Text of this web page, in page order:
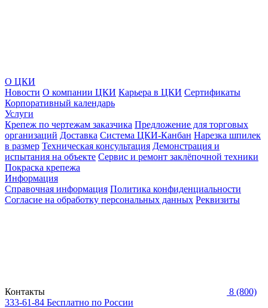
О ЦКИ
Новости О компании ЦКИ Карьера в ЦКИ Сертификаты
Корпоративный календарь
Услуги
Крепеж по чертежам заказчика Предложение для торговых
организаций Доставка Система ЦКИ-Канбан Нарезка шпилек
в размер Техническая консультация Демонстрация и
испытания на объекте Сервис и ремонт заклёпочной техники
Покраска крепежа
Информация
Справочная информация Политика конфиденциальности
Согласие на обработку персональных данных Реквизиты
Контакты
8 (800)
333-61-84 Бесплатно по России